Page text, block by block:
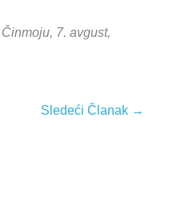
7. avgust,
Sledeći Članak →